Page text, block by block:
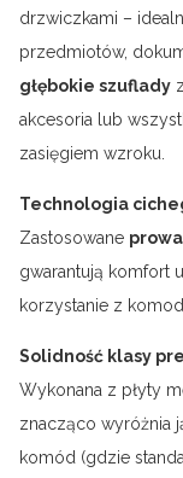
drzwiczkami –
przedmiotów,
głębokie szuflady
akcesoria lub
zasięgiem wzroku.
Technologia
Zastosowane
gwarantują komfort
korzystanie z
Solidność klasy
Wykonana z płyty
znacząco wyróżnia
komód (gdzie